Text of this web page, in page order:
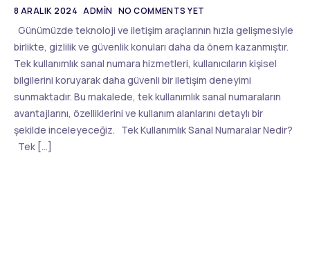
8 ARALIK 2024 ADMIN NO COMMENTS YET
Günümüzde teknoloji ve iletişim araçlarının hızla gelişmesiyle
birlikte, gizlilik ve güvenlik konuları daha da önem kazanmıştır.
Tek kullanımlık sanal numara hizmetleri, kullanıcıların kişisel
bilgilerini koruyarak daha güvenli bir iletişim deneyimi
sunmaktadır. Bu makalede, tek kullanımlık sanal numaraların
avantajlarını, özelliklerini ve kullanım alanlarını detaylı bir
şekilde inceleyeceğiz. Tek Kullanımlık Sanal Numaralar Nedir?
Tek […]